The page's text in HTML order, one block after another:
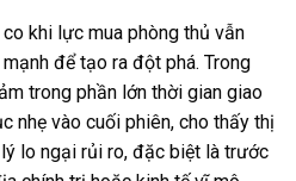
khi lực mua phòng thủ vẫn
để tạo ra đột phá. Trong
trong phần lớn thời gian giao
nhẹ vào cuối phiên, cho thấy thị
lo ngại rủi ro, đặc biệt là trước